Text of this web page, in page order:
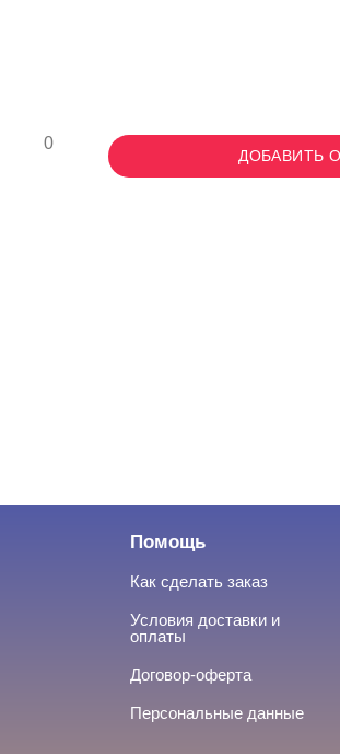
0
ДОБАВИТЬ
Помощь
Как сделать заказ
Условия доставки и
оплаты
Договор-оферта
Персональные данные